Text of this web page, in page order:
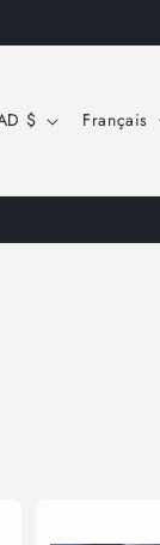
Canada | CAD $
n
Français